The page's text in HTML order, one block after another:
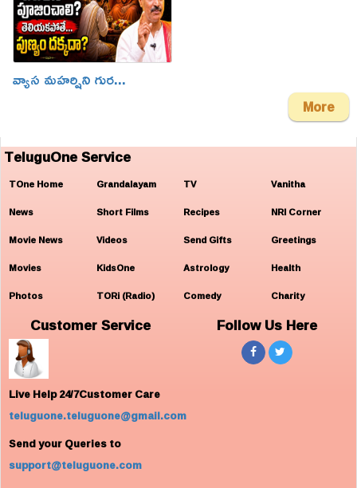
వ్యాస మహర్షిని గుర...
More
TeluguOne Service
TOne Home
News
Movie News
Movies
Photos
Grandalayam
Short Films
Videos
KidsOne
TORi (Radio)
TV
Recipes
Send Gifts
Astrology
Comedy
Vanitha
NRI Corner
Greetings
Health
Charity
Customer Service
Live Help 24/7Customer Care
teluguone.teluguone@gmail.com
Send your Queries to
support@teluguone.com
Follow Us Here